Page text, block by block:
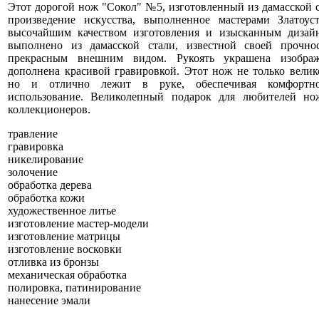
Этот дорогой нож "Сокол" №5, изготовленный из дамасской
произведение искусства, выполненное мастерами
высочайшим качеством изготовления и изысканным
выполнено из дамасской стали, известной своей
прекрасным внешним видом. Рукоять украшена
дополнена красивой гравировкой. Этот нож не только
но и отлично лежит в руке, обеспечивая
использование. Великолепный подарок для любителей
коллекционеров.
травление
гравировка
никелирование
золочение
обработка дерева
обработка кожи
художественное литье
изготовление мастер-модели
изготовление матрицы
изготовление восковки
отливка из бронзы
механическая обработка
полировка, патинирование
нанесение эмали